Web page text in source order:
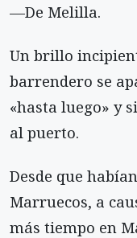
—De Melilla.
Un brillo
barrendero se
«hasta luego» y
al puerto.
Desde que
Marruecos, a
más tiempo en